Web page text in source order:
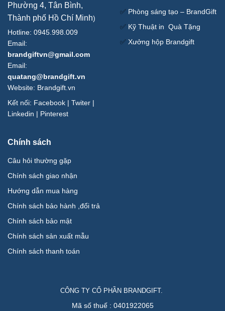
Phường 4, Tân Bình,
Thành phố Hồ Chí Minh)
Hotline: 0945.998.009
Email:
brandgiftvn@gmail.com
Email:
quatang@brandgift.vn
Website: Brandgift.vn
Kết nối: Facebook | Twiter |
Linkedin | Pinterest
✅ Phòng sáng tạo – BrandGift
✅ Kỹ Thuật in Quà Tặng
✅ Xưởng hộp Brandgift
Chính sách
Câu hỏi thường gặp
Chính sách giao nhận
Hướng dẫn mua hàng
Chính sách bảo hành ,đổi trả
Chính sách bảo mật
Chính sách sản xuất mẫu
Chính sách thanh toán
CÔNG TY CỔ PHẦN BRANDGIFT.
Mã số thuế : 0401922065